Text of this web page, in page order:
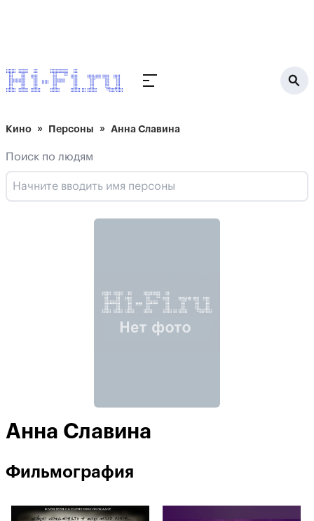
Кино Персоны Анна Славина
Поиск по людям
Анна Славина
Фильмография